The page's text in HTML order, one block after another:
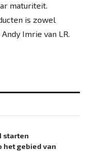
maturiteit.
is zowel
Imrie van LR.
starten
het gebied van